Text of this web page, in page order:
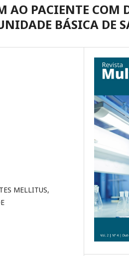
AO PACIENTE COM
BÁSICA DE
MELLITUS,